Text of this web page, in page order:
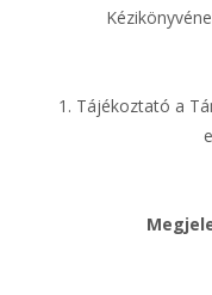
1. Tájékoztató a